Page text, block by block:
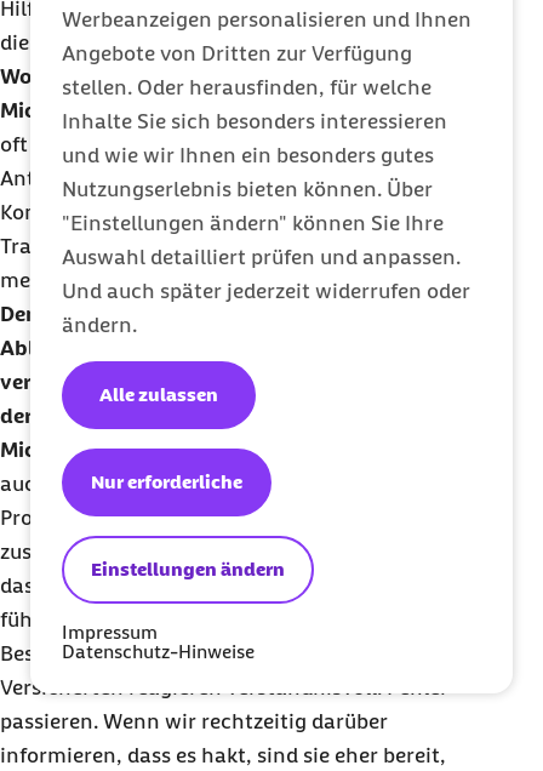
Werbeanzeigen personalisieren und Ihnen
Angebote von Dritten zur Verfügung
stellen. Oder herausfinden, für welche
Inhalte Sie sich besonders interessieren
und wie wir Ihnen ein besonders gutes
Nutzungserlebnis bieten können. Über
"Einstellungen ändern" können Sie Ihre
Auswahl detailliert prüfen und anpassen.
Und auch später jederzeit widerrufen oder
ändern.
Einstellungen ändern
Nur erforderliche
Alle zulassen
Impressum
Datenschutz-Hinweise
Hilfsmittel wie Rollstühle oder Prothesen. In
diesem Bereich kam es häufiger zu Beschwerden.
Woran lag das?
Michael Hübner
: Unter anderem, weil Versicherte
oft Rückfragen zum Status des Antrags hatten.
Antworten auf all diese Fragen stellen wir nun im
Kompass dar: Wir bieten unseren Versicherten
Transparenz vom Einreichen des Antrags über eine
medizinische Begutachtung bis zur Bewilligung.
Den Versicherten Einblick in solche internen
Abläufe zu gewähren, birgt das Risiko, diese zu
verärgern, wenn es mal hakt. Wie gehen Sie bei
der Barmer damit um?
Michael Hübner: Diese Sorge hatten wir anfangs
auch. Schließlich lassen wir uns mit solchen
Produkten gewissermaßen beim Arbeiten
zuschauen. Die Erfahrungen haben aber gezeigt,
dass diese Offenheit ein Vorteil ist. Transparenz
führt eben nicht dazu, dass plötzlich mehr
Beschwerden bei uns ankommen. Im Gegenteil. Die
Versicherten reagieren verständnisvoll. Fehler
passieren. Wenn wir rechtzeitig darüber
informieren, dass es hakt, sind sie eher bereit,